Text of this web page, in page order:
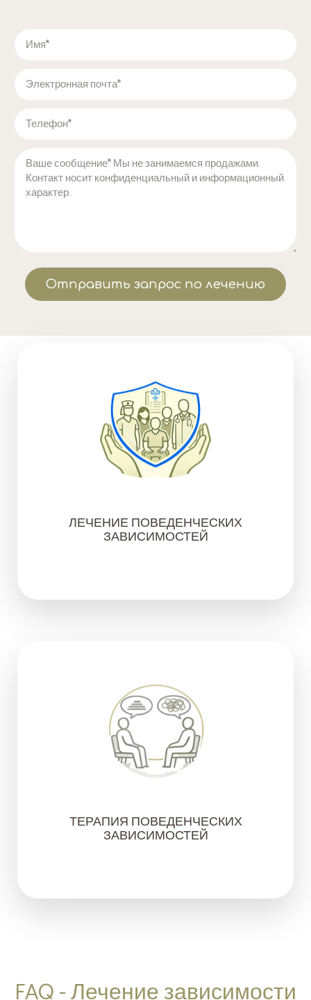
Отправить запрос по лечению
ЛЕЧЕНИЕ ПОВЕДЕНЧЕСКИХ
ЗАВИСИМОСТЕЙ
ТЕРАПИЯ ПОВЕДЕНЧЕСКИХ
ЗАВИСИМОСТЕЙ